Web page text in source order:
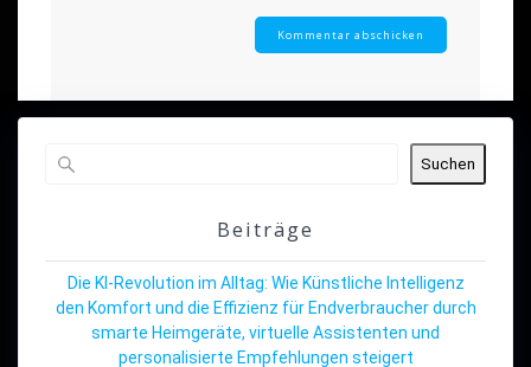
Suchen
Beiträge
Die KI-Revolution im Alltag: Wie Künstliche Intelligenz
den Komfort und die Effizienz für Endverbraucher durch
smarte Heimgeräte, virtuelle Assistenten und
personalisierte Empfehlungen steigert